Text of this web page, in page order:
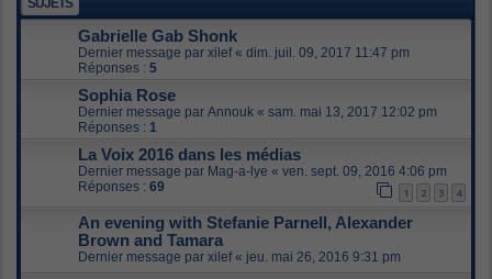
SUJETS
Gabrielle Gab Shonk
Dernier message par xilef« dim. juil. 09, 2017 11:47 pm
Réponses : 5
Sophia Rose
Dernier message par Annouk « sam. mai 13, 2017 12:02 pm
Réponses : 1
La Voix 2016 dans les médias
Dernier message par Mag-a-lye « ven. sept. 09, 2016 4:06 pm
Réponses : 69 1 2 3 4
An evening with Stefanie Parnell, Alexander
Brown and Tamara
Dernier message par xilef« jeu. mai 26, 2016 9:31 pm